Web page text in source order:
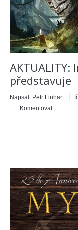
AKTUALITY:
představuje
Napsal: Petr Linhart
Komentovat